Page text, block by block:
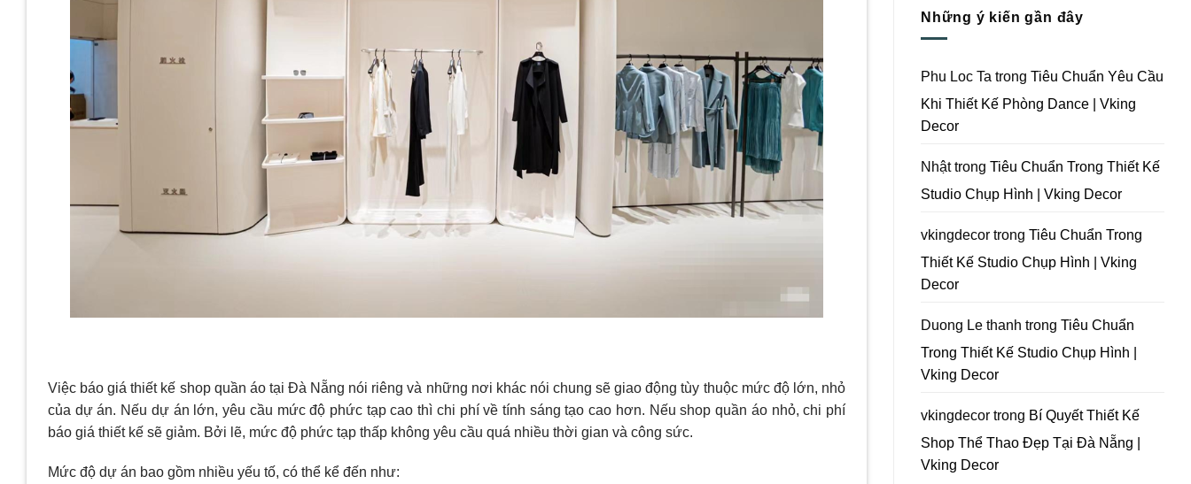
Việc báo giá thiết kế shop quần áo tại Đà Nẵng nói riêng và những nơi khác nói chung sẽ giao động tùy thuộc mức độ lớn, nhỏ
của dự án. Nếu dự án lớn, yêu cầu mức độ phức tạp cao thì chi phí về tính sáng tạo cao hơn. Nếu shop quần áo nhỏ, chi phí
báo giá thiết kế sẽ giảm. Bởi lẽ, mức độ phức tạp thấp không yêu cầu quá nhiều thời gian và công sức.
Mức độ dự án bao gồm nhiều yếu tố, có thể kể đến như:
Trường
Tại
Vking
Decor
Quay
Phim
Vking
luận
ở
Tránh
Khi
Kế
Tại
Đà
Nẵng
|
Những ý kiến gần đây
Phu Loc Ta trong Tiêu Chuẩn Yêu Cầu
Khi Thiết Kế Phòng Dance | Vking
Decor
Nhậttrong Tiêu Chuẩn Trong Thiết Kế
Studio Chụp Hình | Vking Decor
vkingdecor trong Tiêu Chuẩn Trong
Thiết Kế Studio Chụp Hình | Vking
Decor
Duong Le thanh trong Tiêu Chuẩn
Trong Thiết Kế Studio Chụp Hình |
Vking Decor
vkingdecor trong Bí Quyết Thiết Kế
Shop Thể Thao Đẹp Tại Đà Nẵng |
Vking Decor